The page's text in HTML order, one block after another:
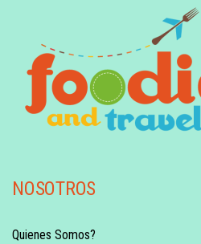
NOSOTROS
Quienes Somos?